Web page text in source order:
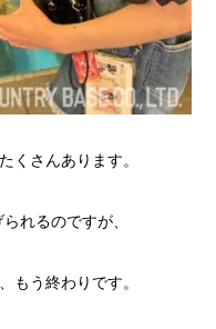
くさんあります。
れるのですが、
もう終わりです。